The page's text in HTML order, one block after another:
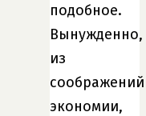
подобное.
Вынужденно,
из
соображений
экономии,